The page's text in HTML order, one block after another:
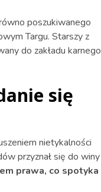
poszukiwanego
Targu. Starszy z
do zakładu karnego
się
nietykalności
przyznał się do winy
prawa, co spotyka